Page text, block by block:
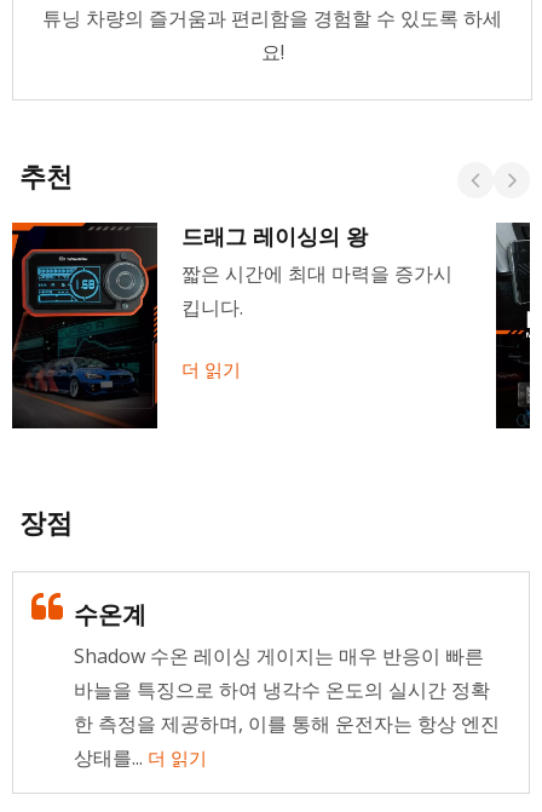
튜닝 차량의 즐거움과 편리함을 경험할 수 있도록 하세
요!
추천
드래그 레이싱의 왕
짧은 시간에 최대 마력을 증가시
킵니다.
더 읽기
장점
수온계
Shadow 수온 레이싱 게이지는 매우 반응이 빠른
바늘을 특징으로 하여 냉각수 온도의 실시간 정확
한 측정을 제공하며, 이를 통해 운전자는 항상 엔진
상태를... 더 읽기